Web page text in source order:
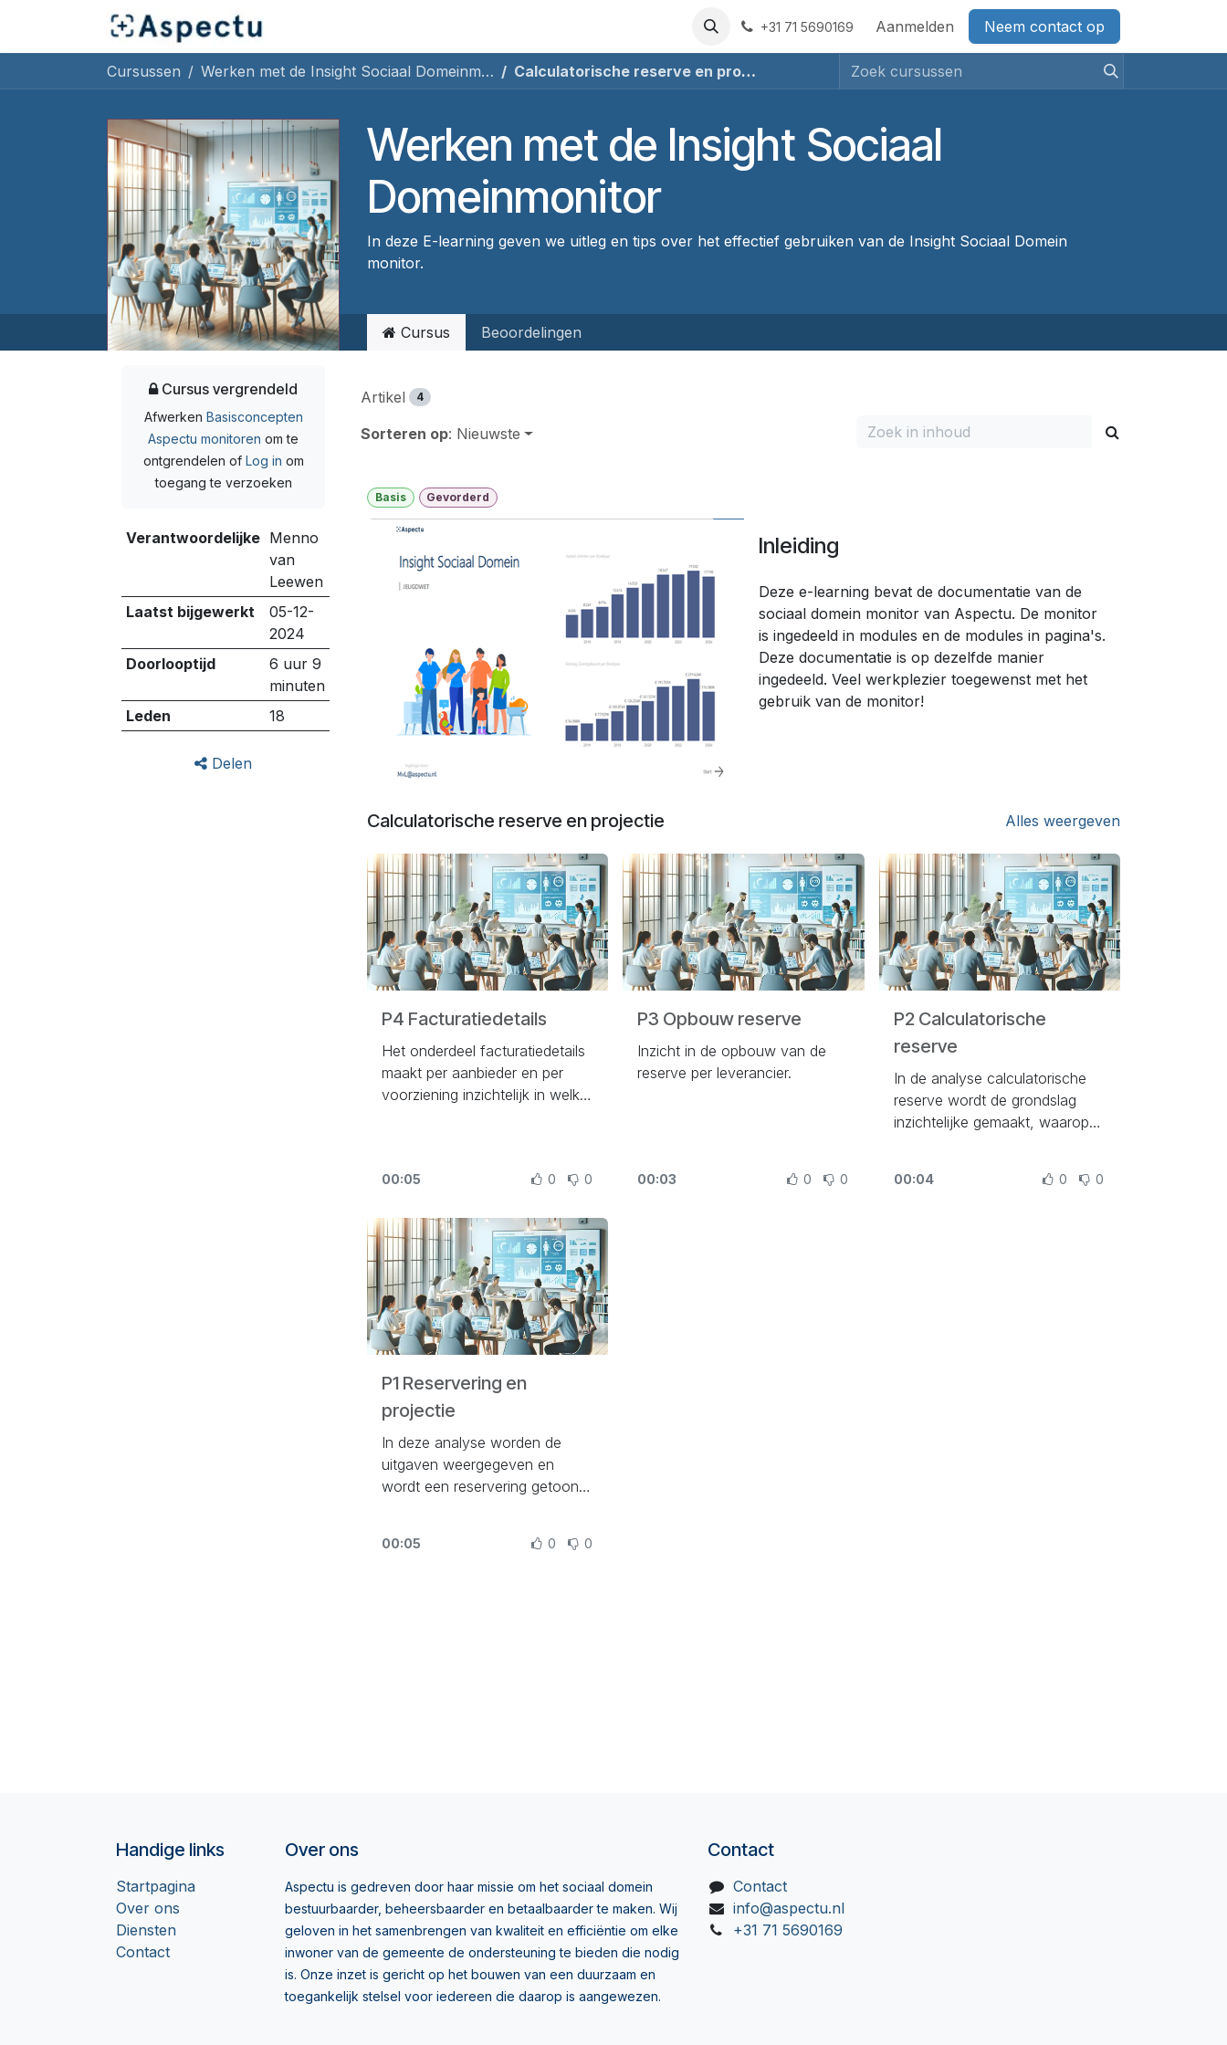
Overslaan naar inhoud
Sociaal Domein Monitor Contact
+31 71 5690169 Aanmelden Neem contact op
Cursussen Werken met de Insight Sociaal Domeinmonitor Calculatorische reserve en projectie
Werken met de Insight Sociaal
Domeinmonitor
In deze E-learning geven we uitleg en tips over het effectief gebruiken van de Insight Sociaal Domein
monitor.
Cursus vergrendeld
Afwerken Basisconcepten
Aspectu monitoren om te
ontgrendelen of Log in om
toegang te verzoeken
Verantwoordelijke Menno
van
Leewen
Laatst bijgewerkt
05-12-
2024
Doorlooptijd
6 uur 9
minuten
Leden
18
Delen
Cursus Beoordelingen
Artikel 4
Sorteren op: Nieuwste
Basis Gevorderd
Inleiding
Deze e-learning bevat de documentatie van de
sociaal domein monitor van Aspectu. De monitor
is ingedeeld in modules en de modules in pagina's.
Deze documentatie is op dezelfde manier
ingedeeld. Veel werkplezier toegewenst met het
gebruik van de monitor!
Calculatorische reserve en projectie Alles weergeven
P4 Facturatiedetails
Het onderdeel facturatiedetails
maakt per aanbieder en per
voorziening inzichtelijk in welke
00:05 0 0
P3 Opbouw reserve
Inzicht in de opbouw van de
reserve per leverancier.
00:03 0 0
P2 Calculatorische
reserve
In de analyse calculatorische
reserve wordt de grondslag
inzichtelijke gemaakt, waarop
00:04 0 0
P1 Reservering en
projectie
In deze analyse worden de
uitgaven weergegeven en
wordt een reservering getoond
de monitor opgebouwd
00:05 0 0
Handige links
Startpagina
Over ons
Diensten
Contact
Over ons
Aspectu is gedreven door haar missie om het sociaal domein
bestuurbaarder, beheersbaarder en betaalbaarder te maken. Wij
geloven in het samenbrengen van kwaliteit en efficiëntie om elke
inwoner van de gemeente de ondersteuning te bieden die nodig
is. Onze inzet is gericht op het bouwen van een duurzaam en
toegankelijk stelsel voor iedereen die daarop is aangewezen.
Contact
Contact
info@aspectu.nl
+31 71 5690169